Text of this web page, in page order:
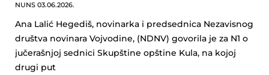
NUNS 03.06.2026.
Ana Lalić Hegediš, novinarka i predsednica Nezavisnog
društva novinara Vojvodine, (NDNV) govorila je za N1 o
jučerašnjoj sednici Skupštine opštine Kula, na kojoj
drugi put